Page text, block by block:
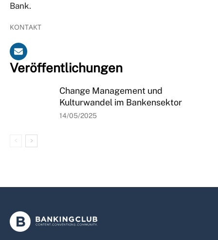
Bank.
KONTAKT
Veröffentlichungen
Change Management und
Kulturwandel im Bankensektor
14/05/2025